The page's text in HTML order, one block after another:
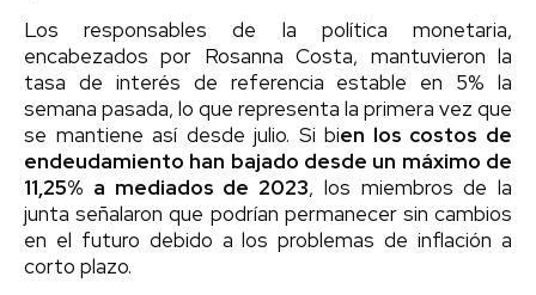
Los responsables de la política monetaria,
encabezados por Rosanna Costa, mantuvieron la
tasa de interés de referencia estable en 5% la
semana pasada, lo que representa la primera vez que
se mantiene así desde julio. Si bien los costos de
endeudamiento han bajado desde un máximo de
11,25% a mediados de 2023, los miembros de la
junta señalaron que podrían permanecer sin cambios
en el futuro debido a los problemas de inflación a
corto plazo.